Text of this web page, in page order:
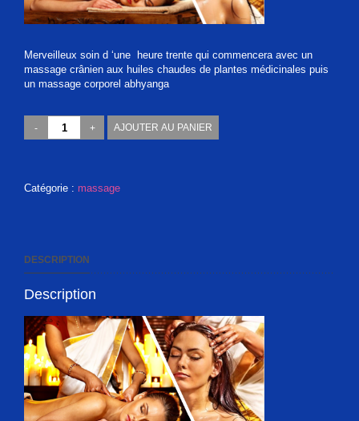
Merveilleux soin d ‘une heure trente qui commencera avec un
massage crânien aux huiles chaudes de plantes médicinales puis
un massage corporel abhyanga
AJOUTER AU PANIER
Catégorie : massage
DESCRIPTION
Description